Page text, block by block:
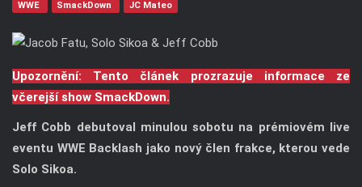
WWE SmackDown JC Mateo
Upozornění: Tento článek prozrazuje informace ze
včerejší show SmackDown.
Jeff Cobb debutoval minulou sobotu na prémiovém live
eventu WWE Backlash jako nový člen frakce, kterou vede
Solo Sikoa.